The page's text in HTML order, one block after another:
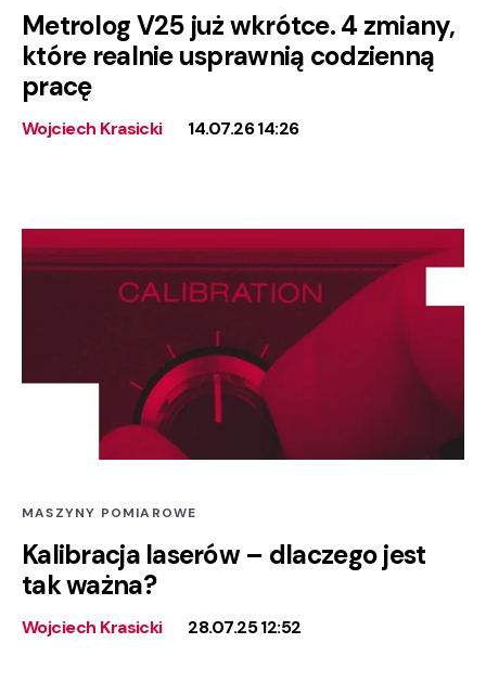
Metrolog V25 już wkrótce. 4 zmiany,
które realnie usprawnią codzienną
pracę
Wojciech Krasicki 14.07.26 14:26
MASZYNY POMIAROWE
Kalibracja laserów – dlaczego jest
tak ważna?
Wojciech Krasicki 28.07.25 12:52